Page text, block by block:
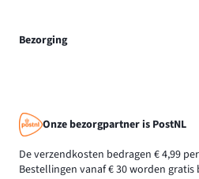
Bezorging
Onze bezorgpartner is PostNL
De verzendkosten bedragen € 4,99
Bestellingen vanaf € 30 worden gratis